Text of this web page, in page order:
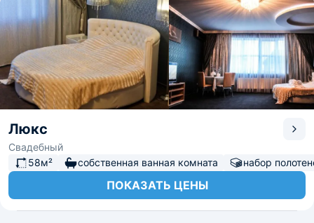
Люкс
Свадебный
58м²
собственная ванная комната набор
ПОКАЗАТЬ ЦЕНЫ